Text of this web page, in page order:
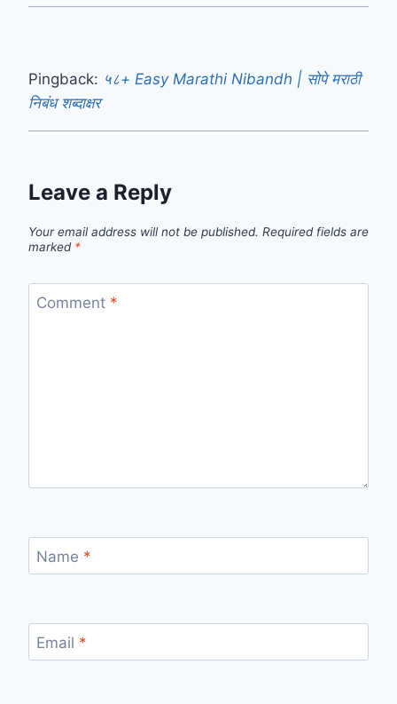
Pingback: ५८+ Easy Marathi Nibandh | सोपे मराठी
निबंध शब्दाक्षर
Leave a Reply
Your email address will not be published. Required fields are
marked *
Comment *
Name *
Email *